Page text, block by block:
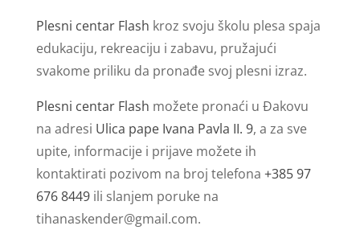
Plesni centar Flash kroz svoju školu plesa spaja
edukaciju, rekreaciju i zabavu, pružajući
svakome priliku da pronađe svoj plesni izraz.
Plesni centar Flash možete pronaći u Đakovu
na adresi Ulica pape Ivana Pavla II. 9, a za sve
upite, informacije i prijave možete ih
kontaktirati pozivom na broj telefona +385 97
676 8449ili slanjem poruke na
tihanaskender@gmail.com.